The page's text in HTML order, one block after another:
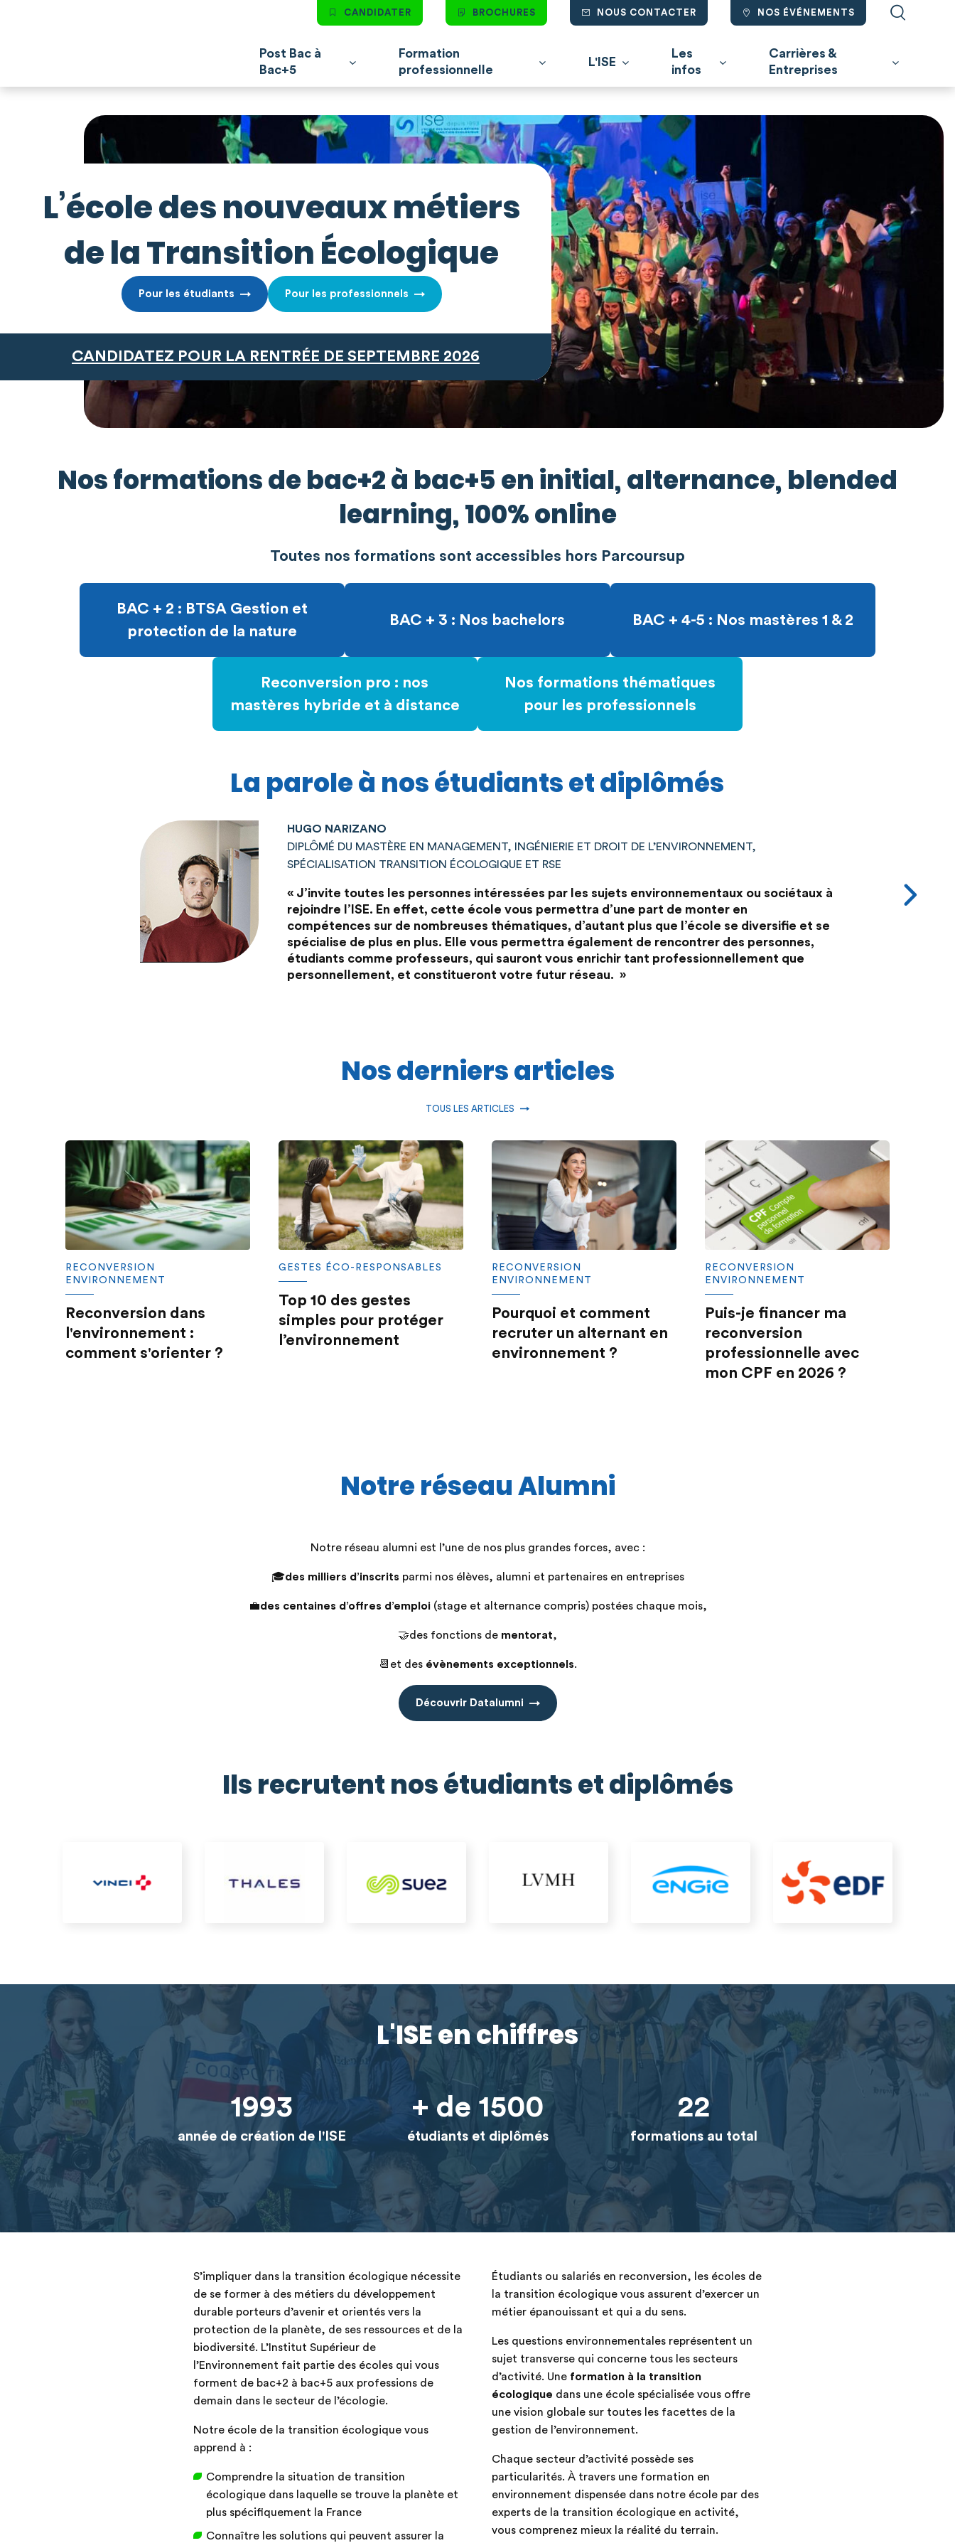
CANDIDATER BROCHURES NOUS CONTACTER NOS ÉVÉNEMENTS
Post Bac à
Bac+5
Formation
professionnelle
L'ISE
Les
infos
Carrières &
Entreprises
L’école des nouveaux métiers
de la Transition Écologique
Pour les étudiants Pour les professionnels
CANDIDATEZ POUR LA RENTRÉE DE SEPTEMBRE 2026
Nos formations de bac+2 à bac+5 en initial, alternance, blended
learning, 100% online
Toutes nos formations sont accessibles hors Parcoursup
BAC + 2 : BTSA Gestion et
protection de la nature
BAC + 3 : Nos bachelors BAC + 4-5 : Nos mastères 1 & 2
Reconversion pro : nos
mastères hybride et à distance
Nos formations thématiques
pour les professionnels
La parole à nos étudiants et diplômés
HUGO NARIZANO
DIPLÔMÉ DU MASTÈRE EN MANAGEMENT, INGÉNIERIE ET DROIT DE L’ENVIRONNEMENT,
SPÉCIALISATION TRANSITION ÉCOLOGIQUE ET RSE
« J’invite toutes les personnes intéressées par les sujets environnementaux ou sociétaux à
rejoindre l’ISE. En effet, cette école vous permettra d’une part de monter en
compétences sur de nombreuses thématiques, d’autant plus que l’école se diversifie et se
spécialise de plus en plus. Elle vous permettra également de rencontrer des personnes,
étudiants comme professeurs, qui sauront vous enrichir tant professionnellement que
personnellement, et constitueront votre futur réseau. »
Nos derniers articles
TOUS LES ARTICLES
RECONVERSION
ENVIRONNEMENT
Reconversion dans
l'environnement :
comment s'orienter ?
GESTES ÉCO-RESPONSABLES
Top 10 des gestes
simples pour protéger
l’environnement
RECONVERSION
ENVIRONNEMENT
Pourquoi et comment
recruter un alternant en
environnement ?
RECONVERSION
ENVIRONNEMENT
Puis-je financer ma
reconversion
professionnelle avec
mon CPF en 2026 ?
Notre réseau Alumni
Notre réseau alumni est l’une de nos plus grandes forces, avec :
🎓des milliers d’inscrits parmi nos élèves, alumni et partenaires en entreprises
💼des centaines d’offres d’emploi(stage et alternance compris) postées chaque mois,
🤝des fonctions de mentorat,
📆et des évènements exceptionnels.
Découvrir Datalumni
Ils recrutent nos étudiants et diplômés
L'ISE en chiffres
1993
année de création de l'ISE
+ de 1500
étudiants et diplômés
22
formations au total
S’impliquer dans la transition écologique nécessite
de se former à des métiers du développement
durable porteurs d’avenir et orientés vers la
protection de la planète, de ses ressources et de la
biodiversité. L’Institut Supérieur de
l’Environnement fait partie des écoles qui vous
forment de bac+2 à bac+5 aux professions de
demain dans le secteur de l’écologie.
Notre école de la transition écologique vous
apprend à :
Comprendre la situation de transition
écologique dans laquelle se trouve la planète et
plus spécifiquement la France
Connaître les solutions qui peuvent assurer la
Étudiants ou salariés en reconversion, les écoles de
la transition écologique vous assurent d’exercer un
métier épanouissant et qui a du sens.
Les questions environnementales représentent un
sujet transverse qui concerne tous les secteurs
d’activité. Une formation à la transition
écologique dans une école spécialisée vous offre
une vision globale sur toutes les facettes de la
gestion de l’environnement.
Chaque secteur d’activité possède ses
particularités. À travers une formation en
environnement dispensée dans notre école par des
experts de la transition écologique en activité,
vous comprenez mieux la réalité du terrain.